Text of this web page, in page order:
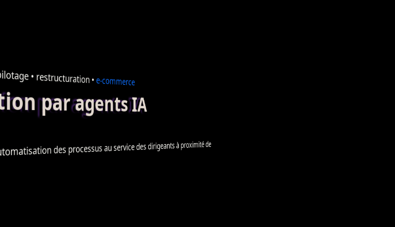
• restructuration•e-commerce
par agents IA
desprocessusau service des dirigeants à proximité de